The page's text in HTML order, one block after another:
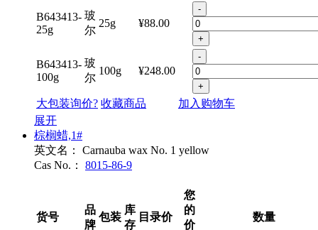
B643413-
25g
玻
尔
25g ¥88.00
-
+
B643413-
100g
玻
尔
100g ¥248.00
-
+
大包装询价? 收藏商品
加入购物车
展开
棕榈蜡,1#
英文名：
Carnauba wax No. 1 yellow
Cas No.：
8015-86-9
货号
品
牌
包装
库
存
目录价
您
的
价
数量